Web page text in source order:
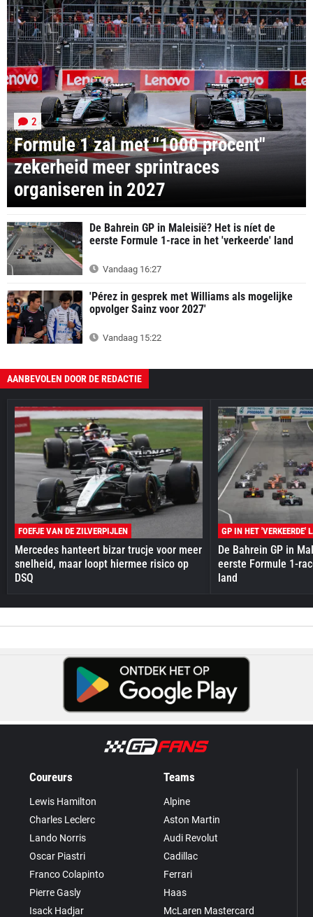
Formule 1 zal met "1000 procent"
zekerheid meer sprintraces
organiseren in 2027
2
De Bahrein GP in Maleisië? Het is níet de
eerste Formule 1-race in het 'verkeerde' land
Vandaag 16:27
'Pérez in gesprek met Williams als mogelijke
opvolger Sainz voor 2027'
Vandaag 15:22
AANBEVOLEN DOOR DE REDACTIE
FOEFJE VAN DE ZILVERPIJLEN
Mercedes hanteert bizar trucje voor meer
snelheid, maar loopt hiermee risico op
DSQ
GP IN HET 'VERKEERDE'
De Bahrein GP in
eerste Formule 1-
land
Coureurs
Lewis Hamilton
Charles Leclerc
Lando Norris
Oscar Piastri
Franco Colapinto
Pierre Gasly
Isack Hadjar
Teams
Alpine
Aston Martin
Audi Revolut
Cadillac
Ferrari
Haas
McLaren Mastercard